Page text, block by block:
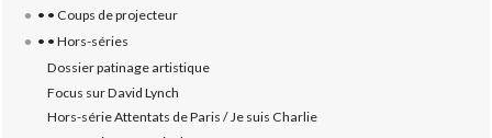
• • Coups de projecteur
• • Hors-séries
Dossier patinage artistique
Focus sur David Lynch
Hors-série Attentats de Paris / Je suis Charlie